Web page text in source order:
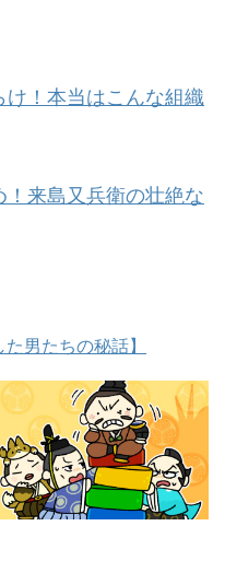
け！本当はこんな組織
来島又兵衛の壮絶な
男たちの秘話】